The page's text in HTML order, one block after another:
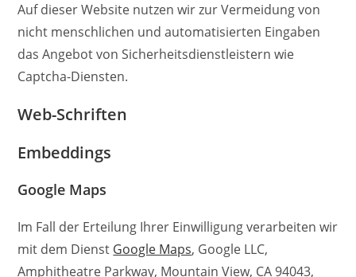
Auf dieser Website nutzen wir zur Vermeidung von
nicht menschlichen und automatisierten Eingaben
das Angebot von Sicherheitsdienstleistern wie
Captcha-Diensten.
Web-Schriften
Embeddings
Google Maps
Im Fall der Erteilung Ihrer Einwilligung verarbeiten wir
mit dem Dienst Google Maps, Google LLC,
Amphitheatre Parkway, Mountain View, CA 94043,